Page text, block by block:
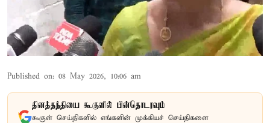
Published on: 08 May 2026, 10:06 am
தினத்தந்தியை கூகுளில் பின்தொடரவும்
கூகுள் செய்திகளில் எங்களின் முக்கியச் செய்திகளை